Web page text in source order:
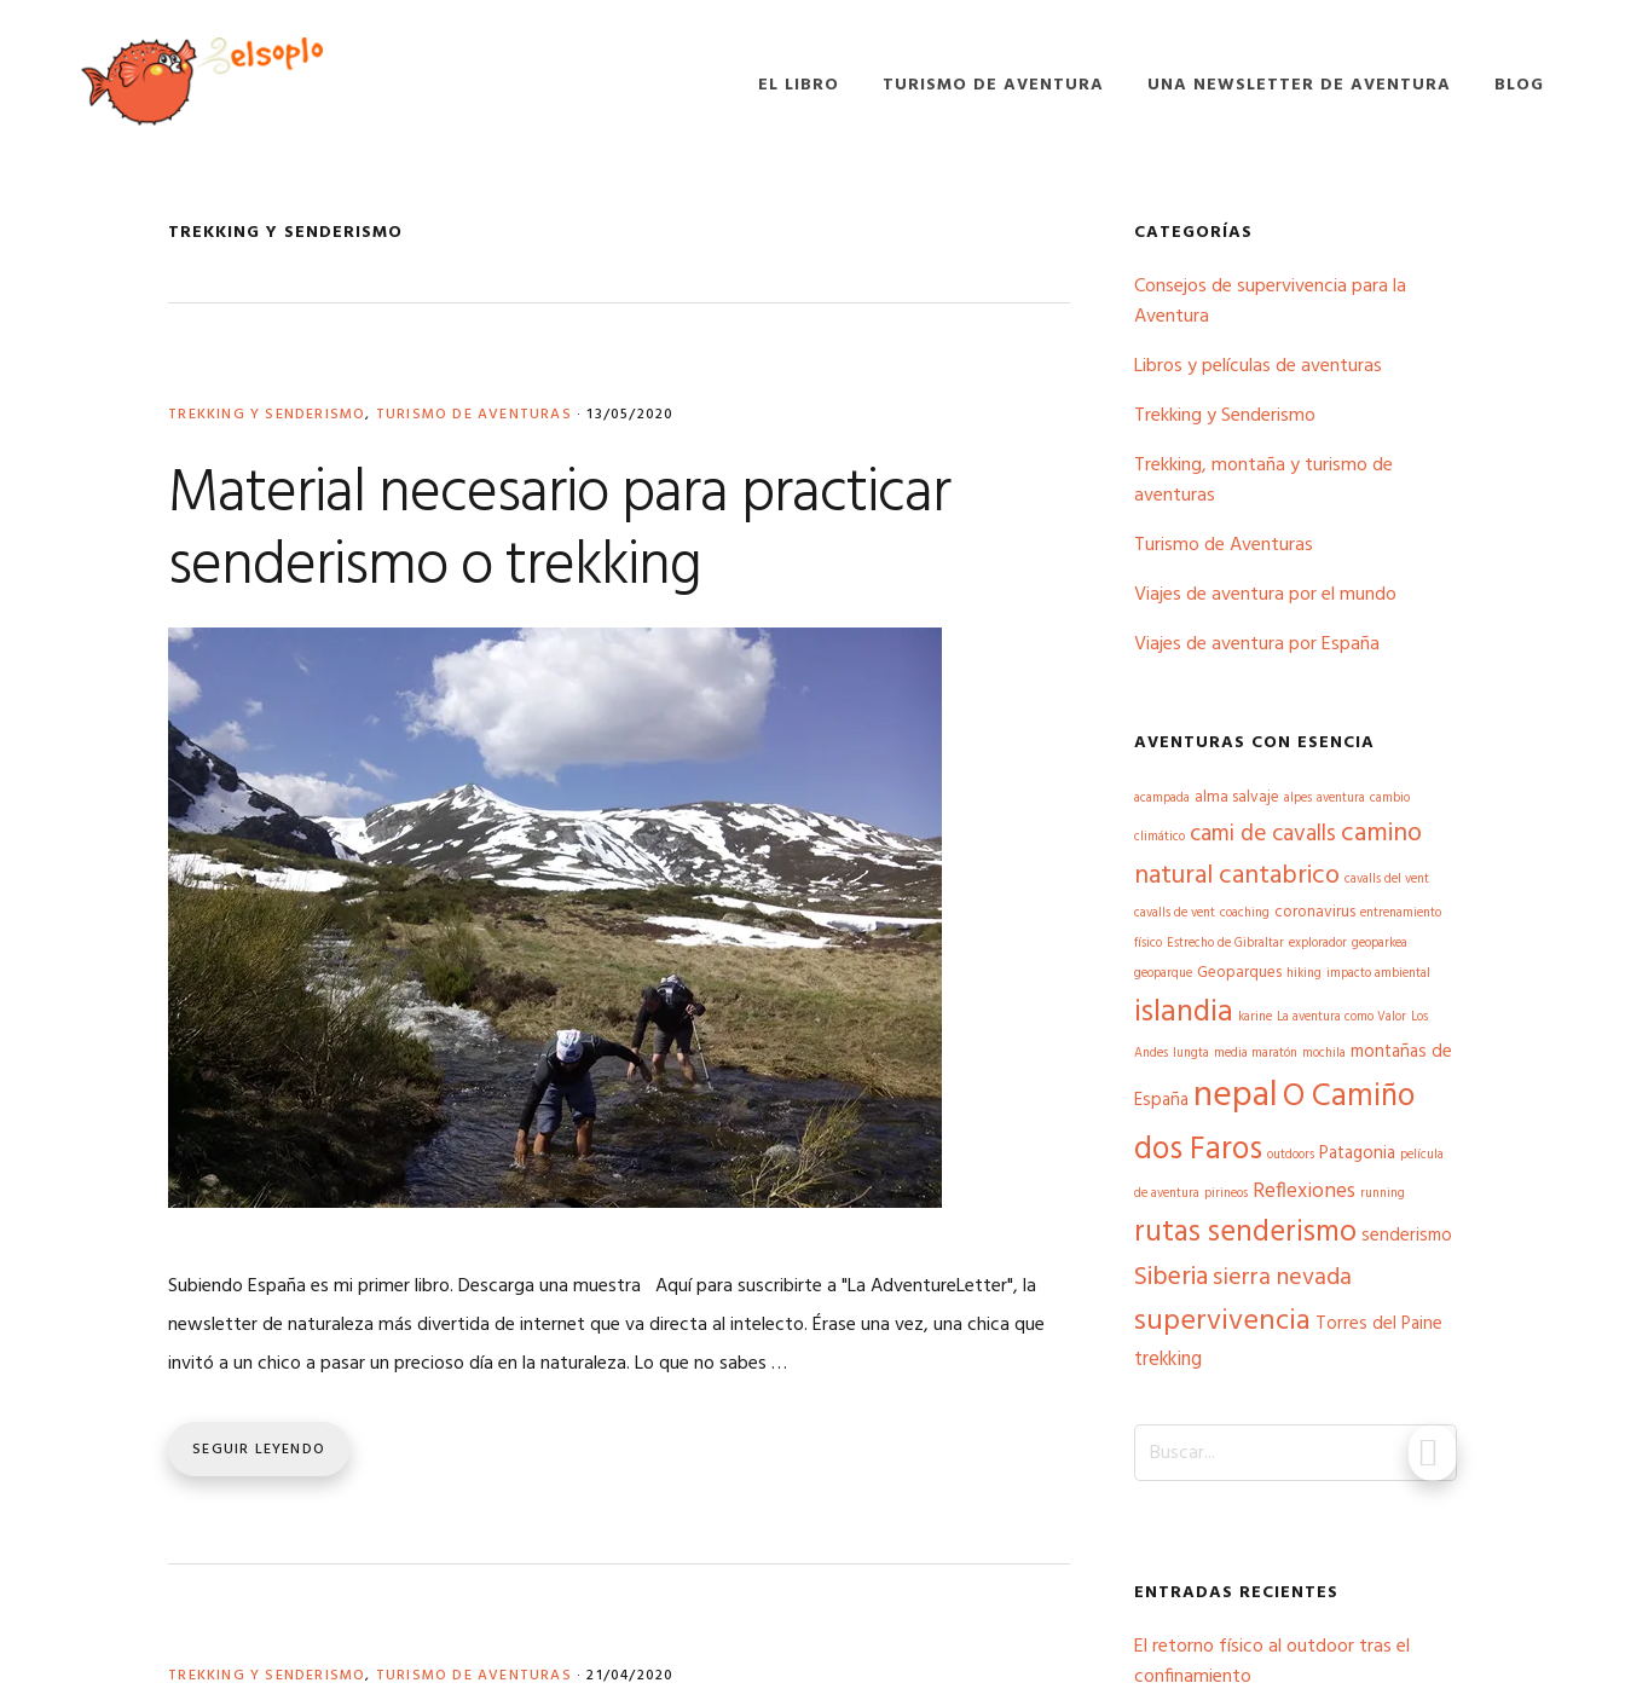
navegación
contenido
EL LIBRO TURISMO DE AVENTURA UNA NEWSLETTER DE AVENTURA BLOG
TREKKING Y SENDERISMO
TREKKING Y SENDERISMO, TURISMO DE AVENTURAS · 13/05/2020
Material necesario para practicar
senderismo o trekking
Subiendo España es mi primer libro. Descarga una muestra Aquí para suscribirte a "La AdventureLetter", la
newsletter de naturaleza más divertida de internet que va directa al intelecto. Érase una vez, una chica que
invitó a un chico a pasar un precioso día en la naturaleza. Lo que no sabes …
SEGUIR LEYENDO
TREKKING Y SENDERISMO, TURISMO DE AVENTURAS · 21/04/2020
Barra
lateral
principal
CATEGORÍAS
Consejos de supervivencia para la
Aventura
Libros y películas de aventuras
Trekking y Senderismo
Trekking, montaña y turismo de
aventuras
Turismo de Aventuras
Viajes de aventura por el mundo
Viajes de aventura por España
AVENTURAS CON ESENCIA
acampada alma salvaje alpes aventura cambio
climático cami de cavalls camino
natural cantabrico cavalls del vent
cavalls de vent coaching coronavirus entrenamiento
físico Estrecho de Gibraltar explorador geoparkea
geoparque Geoparques hiking impacto ambiental
islandia karine La aventura como Valor Los
Andes lungta media maratón mochila montañas de
España nepalO Camiño
dos Faros outdoors Patagonia película
de aventura pirineos Reflexiones running
rutas senderismo senderismo
Siberiasierra nevada
supervivencia Torres del Paine
trekking
B
r
.
.
ENTRADAS RECIENTES
El retorno físico al outdoor tras el
confinamiento